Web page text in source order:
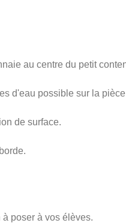
au centre du petit
d'eau possible sur la
de surface.
poser à vos élèves.